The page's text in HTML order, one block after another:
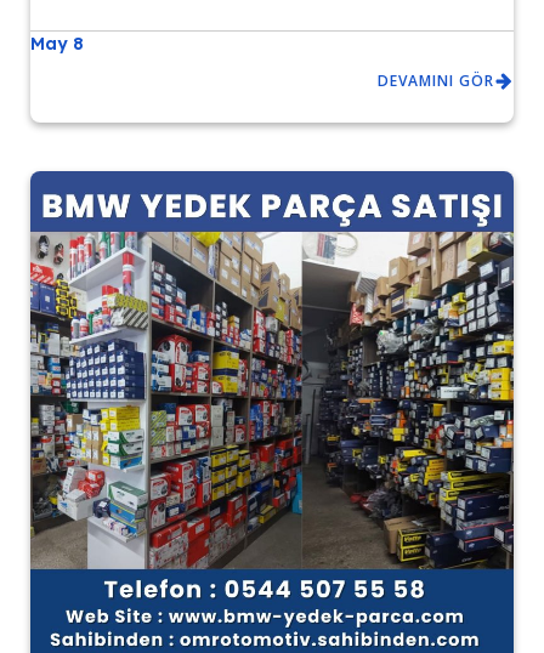
May 8
DEVAMINI GÖR